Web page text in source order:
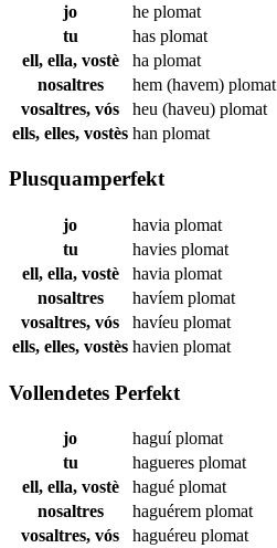
jo he plomat
tu
has plomat
ell, ella, vostè
ha plomat
nosaltres
hem (havem) plomat
vosaltres, vós
heu (haveu) plomat
ells, elles, vostès han plomat
Plusquamperfekt
jo havia plomat
tu
havies plomat
ell, ella, vostè
havia plomat
nosaltres
havíem plomat
vosaltres, vós
havíeu plomat
ells, elles, vostès havien plomat
Vollendetes Perfekt
jo haguíplomat
tu
hagueres plomat
ell, ella, vostè
hagué plomat
nosaltres
haguérem plomat
vosaltres, vós
haguéreu plomat